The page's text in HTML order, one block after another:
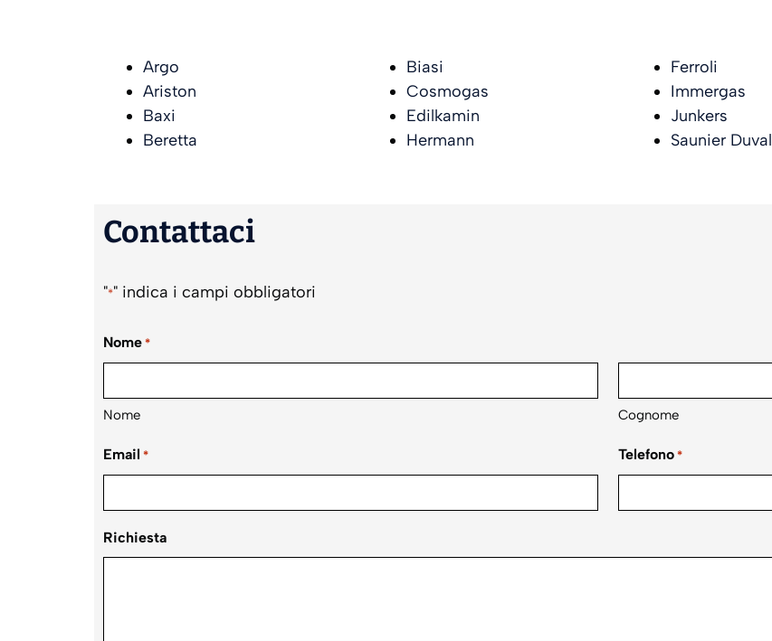
Argo
Ariston
Baxi
Beretta
Biasi
Cosmogas
Edilkamin
Hermann
Ferroli
Immergas
Junkers
Saunier Duval
Contattaci
"*" indica i campi obbligatori
Nome *
Nome Cognome
Email * Telefono *
Richiesta